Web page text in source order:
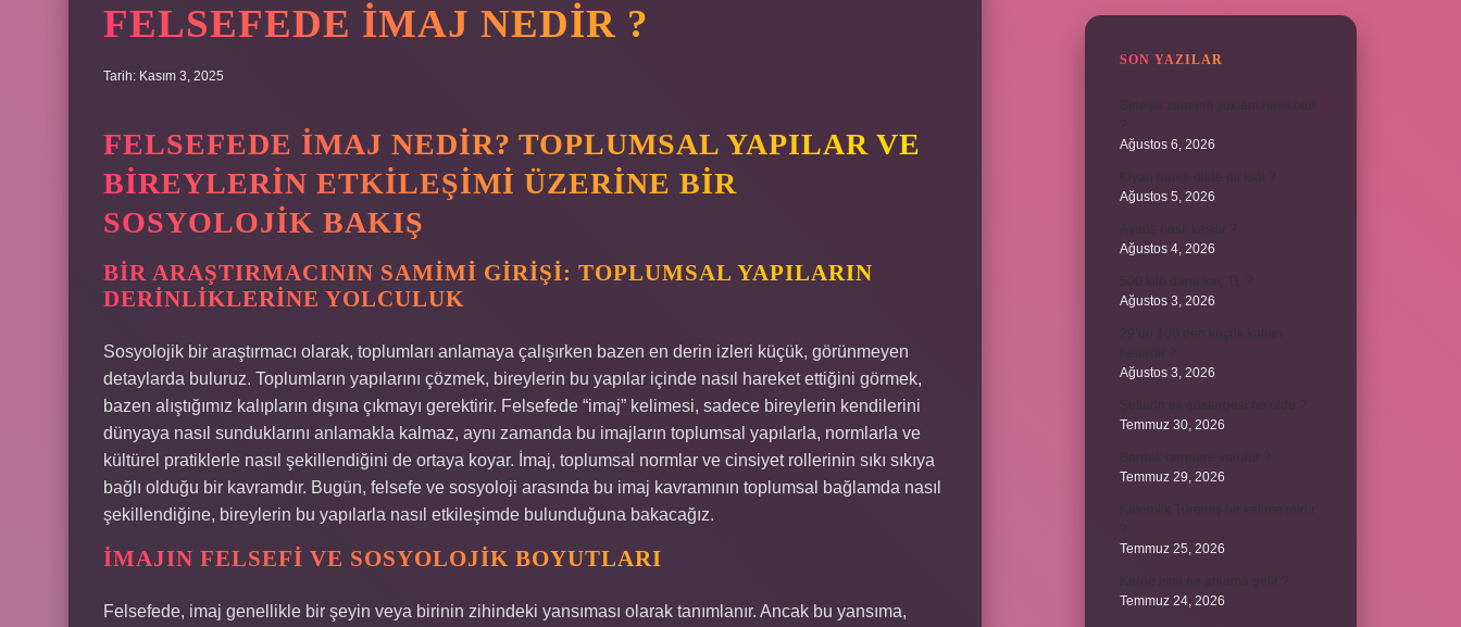
FELSEFEDE IMAJ NEDIR ?
Tarih: Kasım 3, 2025
FELSEFEDE İMAJ NEDIR? TOPLUMSAL YAPILAR VE
BIREYLERIN ETKILEŞIMI ÜZERINE BIR
SOSYOLOJIK BAKIŞ
BIR ARAŞTIRMACININ SAMIMI GIRIŞI: TOPLUMSAL YAPILARIN
DERINLIKLERINE YOLCULUK
Sosyolojik bir araştırmacı olarak, toplumları anlamaya çalışırken bazen en derin izleri küçük, görünmeyen
detaylarda buluruz. Toplumların yapılarını çözmek, bireylerin bu yapılar içinde nasıl hareket ettiğini görmek,
bazen alıştığımız kalıpların dışına çıkmayı gerektirir. Felsefede “imaj” kelimesi, sadece bireylerin kendilerini
dünyaya nasıl sunduklarını anlamakla kalmaz, aynı zamanda bu imajların toplumsal yapılarla, normlarla ve
kültürel pratiklerle nasıl şekillendiğini de ortaya koyar. İmaj, toplumsal normlar ve cinsiyet rollerinin sıkı sıkıya
bağlı olduğu bir kavramdır. Bugün, felsefe ve sosyoloji arasında bu imaj kavramının toplumsal bağlamda nasıl
şekillendiğine, bireylerin bu yapılarla nasıl etkileşimde bulunduğuna bakacağız.
İMAJIN FELSEFI VE SOSYOLOJIK BOYUTLARI
Felsefede, imaj genellikle bir şeyin veya birinin zihindeki yansıması olarak tanımlanır. Ancak bu yansıma,
SON YAZILAR
Birleşik zamanlı yüklem nasıl olur
Ağustos 6, 2026
Kiyan hangi dilde bir isöi ?
Ağustos 5, 2026
Ağustos 4, 2026
Ağustos 3, 2026
Ağustos 3, 2026
Temmuz 30, 2026
Temmuz 29, 2026
Temmuz 25, 2026
Temmuz 24, 2026